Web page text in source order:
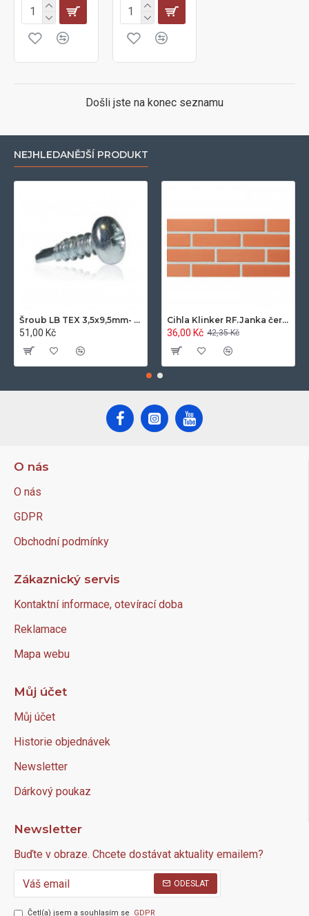
Došli jste na konec seznamu
NEJHLEDANĚJŠÍ PRODUKT
Šroub LB TEX 3,5x9,5mm- 100ks/bal.-zinek
51,00 Kč
Cihla Klinker RF.Janka červená světlá 25x12x6,5cm- 420ks/pal.
36,00 Kč 42,35 Kč
O nás
O nás
GDPR
Obchodní podmínky
Zákaznický servis
Kontaktní informace, otevírací doba
Reklamace
Mapa webu
Můj účet
Můj účet
Historie objednávek
Newsletter
Dárkový poukaz
Newsletter
Buďte v obraze. Chcete dostávat aktuality emailem?
ODESLAT
Četl(a) jsem a souhlasím se GDPR